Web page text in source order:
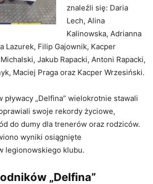
znaleźli się: Daria
Lech, Alina
Kalinowska, Adrianna
Lazurek, Filip Gajownik, Kacper
Jakub Rapacki, Antoni Rapacki,
Maciej Praga oraz Kacper Wrzesiński.
pływacy „Delfina” wielokrotnie stawali
swoje rekordy życiowe,
do dumy dla trenerów oraz rodziców.
wyniki osiągnięte
legionowskiego klubu.
„Delfina”